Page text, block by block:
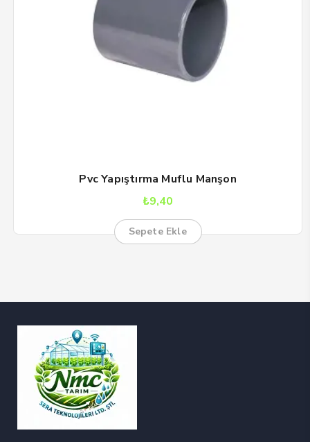
Pvc Yapıştırma Muflu Manşon
₺9,40
Sepete Ekle